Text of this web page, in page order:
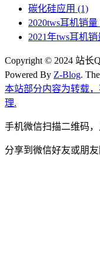
碳化硅应用 (1)
2020tws耳机销量
2021年tws耳机
Copyright © 2024 站长
Powered By Z-Blog.
本站部分内容为转载
理.
手机微信扫描二维码，
分享到微信好友或朋友